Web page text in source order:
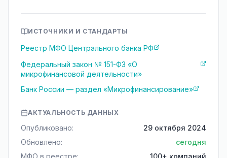
ИСТОЧНИКИ И СТАНДАРТЫ
Реестр МФО Центрального банка РФ
Федеральный закон № 151-ФЗ «О
микрофинансовой деятельности»
Банк России — раздел «Микрофинансирование»
АКТУАЛЬНОСТЬ ДАННЫХ
Опубликовано:
29 октября 2024
Обновлено:
сегодня
МФО в реестре:
100+ компаний